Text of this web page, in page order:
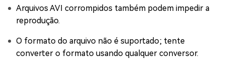
Arquivos AVI corrompidos também podem impedir a
reprodução.
O formato do arquivo não é suportado; tente
converter o formato usando qualquer conversor.